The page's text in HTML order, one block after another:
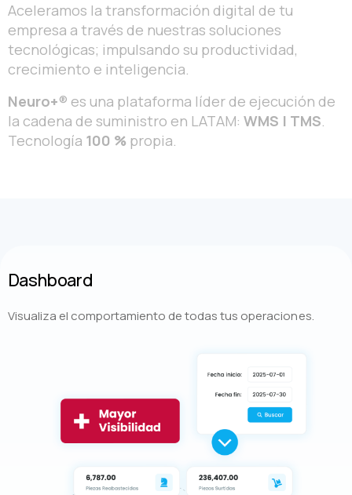
Aceleramos la transformación digital de tu
empresa a través de nuestras soluciones
tecnológicas; impulsando su productividad,
crecimiento e inteligencia.
Neuro+® es una plataforma líder de ejecución de
la cadena de suministro en LATAM:WMS | TMS.
Tecnología 100 % propia.
Dashboard
Visualiza el comportamiento de todas tus operaciones.